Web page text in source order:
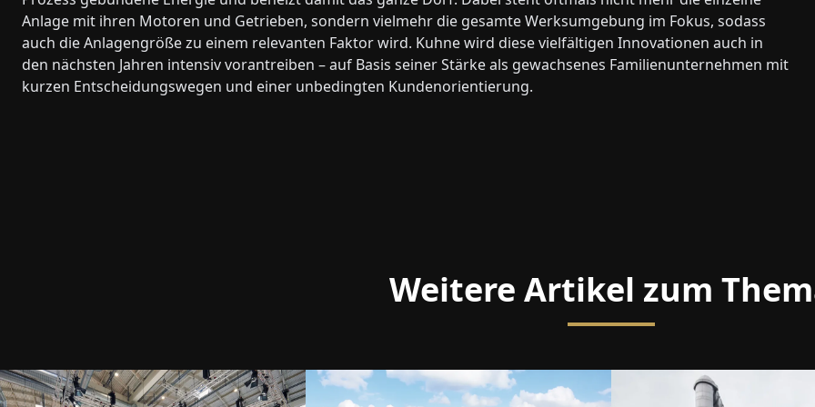
Anlage mit ihren Motoren und Getrieben, sondern vielmehr die gesamte Werksumgebung im Fokus, sodass
auch die Anlagengröße zu einem relevanten Faktor wird. Kuhne wird diese vielfältigen Innovationen auch in
den nächsten Jahren intensiv vorantreiben – auf Basis seiner Stärke als gewachsenes Familienunternehmen mit
kurzen Entscheidungswegen und einer unbedingten Kundenorientierung.
Weitere Artikel zum